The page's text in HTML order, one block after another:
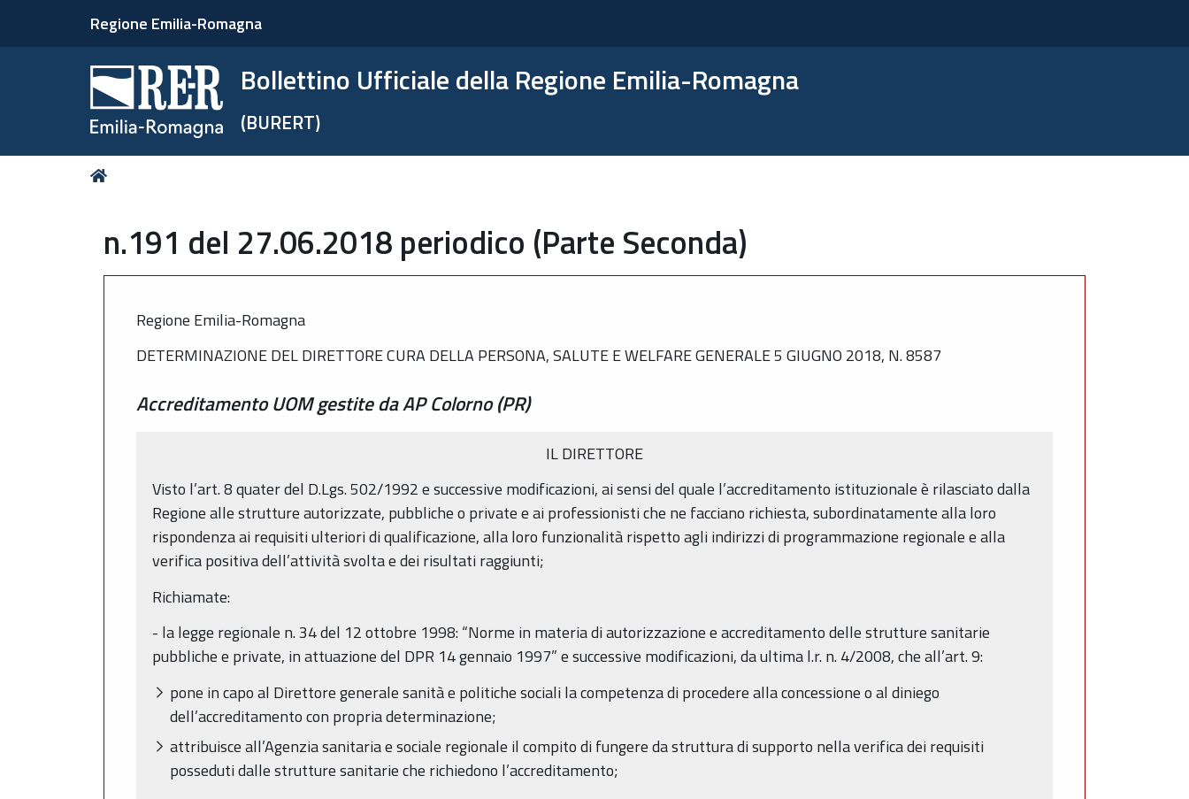
Regione Emilia-Romagna
Bollettino Ufficiale della Regione Emilia-Romagna
(BURERT)
Tu
n.191 del 27.06.2018 periodico (Parte Seconda)
Regione Emilia-Romagna
DETERMINAZIONE DEL DIRETTORE CURA DELLA PERSONA, SALUTE E WELFARE GENERALE 5 GIUGNO 2018, N. 8587
Accreditamento UOM gestite da AP Colorno (PR)
IL DIRETTORE
Visto l’art. 8 quater del D.Lgs. 502/1992 e successive modificazioni, ai sensi del quale l’accreditamento istituzionale è rilasciato dalla
Regione alle strutture autorizzate, pubbliche o private e ai professionisti che ne facciano richiesta, subordinatamente alla loro
rispondenza ai requisiti ulteriori di qualificazione, alla loro funzionalità rispetto agli indirizzi di programmazione regionale e alla
verifica positiva dell’attività svolta e dei risultati raggiunti;
Richiamate:
- la legge regionale n. 34 del 12 ottobre 1998: “Norme in materia di autorizzazione e accreditamento delle strutture sanitarie
pubbliche e private, in attuazione del DPR 14 gennaio 1997” e successive modificazioni, da ultima l.r. n. 4/2008, che all’art. 9:
pone in capo al Direttore generale sanità e politiche sociali la competenza di procedere alla concessione o al diniego
dell’accreditamento con propria determinazione;
attribuisce all’Agenzia sanitaria e sociale regionale il compito di fungere da struttura di supporto nella verifica dei requisiti
posseduti dalle strutture sanitarie che richiedono l’accreditamento;